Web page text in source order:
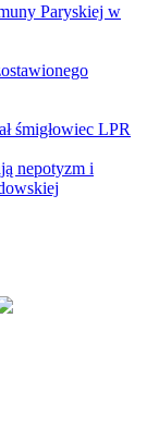
Paryskiej w
śmigłowiec LPR
nepotyzm i